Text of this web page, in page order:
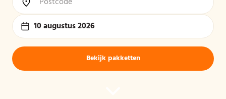
10 augustus 2026
Bekijk pakketten